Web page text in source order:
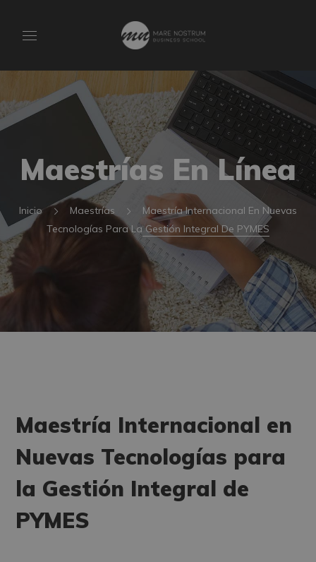
Maestrías En Línea
Inicio Maestrías
Maestría Internacional En Nuevas
Tecnologías Para La Gestión Integral De PYMES
Maestría Internacional en
Nuevas Tecnologías para
la Gestión Integral de
PYMES